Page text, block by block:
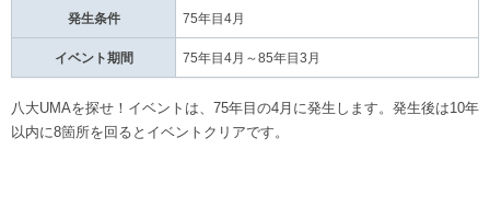
発生条件 75年目4月
イベント期間 75年目4月～85年目3月
八大UMAを探せ！イベントは、75年目の4月に発生します。発生後は10年
以内に8箇所を回るとイベントクリアです。